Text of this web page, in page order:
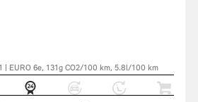
| EURO 6e, 131g CO2/100 km, 5.8l/100 km